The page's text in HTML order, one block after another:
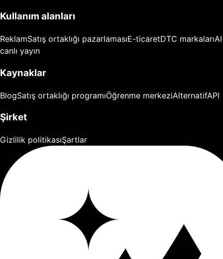
Kullanım alanları
ReklamSatış ortaklığı pazarlamasıE-ticaretDTC markalarıAI
canlı yayın
Kaynaklar
BlogSatış ortaklığı programıÖğrenme merkeziAlternatifAPI
Şirket
Gizlilik politikasıŞartlar